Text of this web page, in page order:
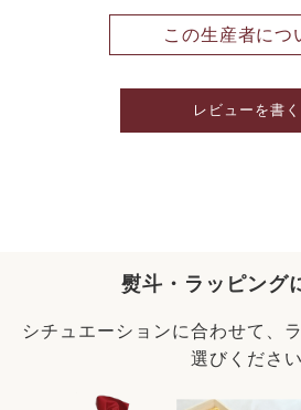
この生産者につ
レビューを書く
熨斗・ラッピング
シチュエーションに合わせて、
選びください